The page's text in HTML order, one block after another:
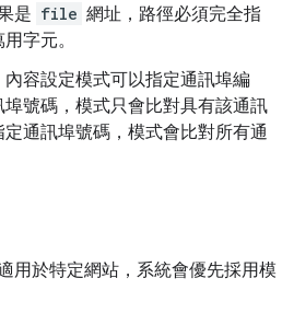
是 file 網址，路徑必須完全指
字元。
容設定模式可以指定通訊埠編
號碼，模式只會比對具有該通訊
通訊埠號碼，模式會比對所有通
用於特定網站，系統會優先採用模